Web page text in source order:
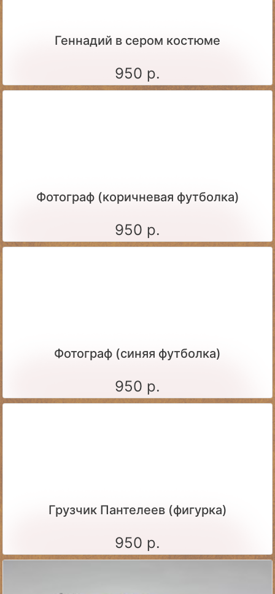
Геннадий в сером костюме
950 р.
Фотограф (коричневая футболка)
950 р.
Фотограф (синяя футболка)
950 р.
Грузчик Пантелеев (фигурка)
950 р.